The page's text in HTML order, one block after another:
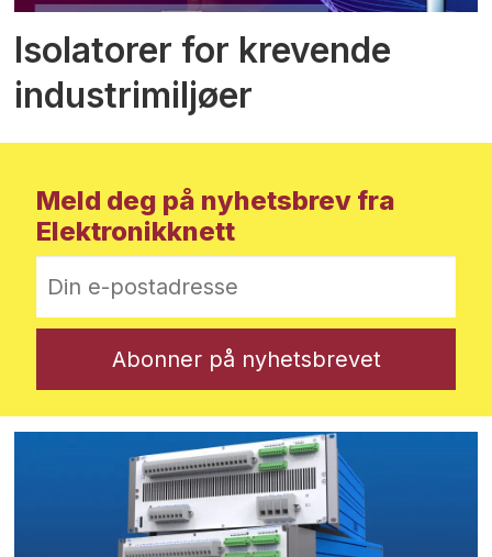
Isolatorer for krevende
industrimiljøer
Meld deg på nyhetsbrev fra
Elektronikknett